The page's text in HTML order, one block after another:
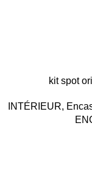
kit spot
INTÉRIEUR,